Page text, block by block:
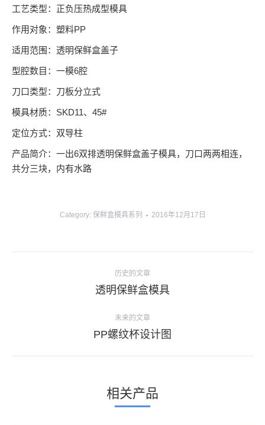
工艺类型：正负压热成型模具
作用对象：塑料PP
适用范围：透明保鲜盒盖子
型腔数目：一模6腔
刀口类型：刀板分立式
模具材质：SKD11、45#
定位方式：双导柱
产品简介：一出6双排透明保鲜盒盖子模具，刀口两两相连，
共分三块，内有水路
Category: 保鲜盒模具系列 2016年12月17日
历史的文章
上
个
项
透明保鲜盒模具
未来的文章
下
目：
PP螺纹杯设计图
相关产品